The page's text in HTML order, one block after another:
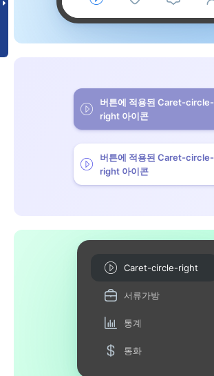
버튼에 적용된 Caret-circle-
right 아이콘
버튼에 적용된 Caret-circle-
right 아이콘
Caret-circle-right
서류가방
통계
통화